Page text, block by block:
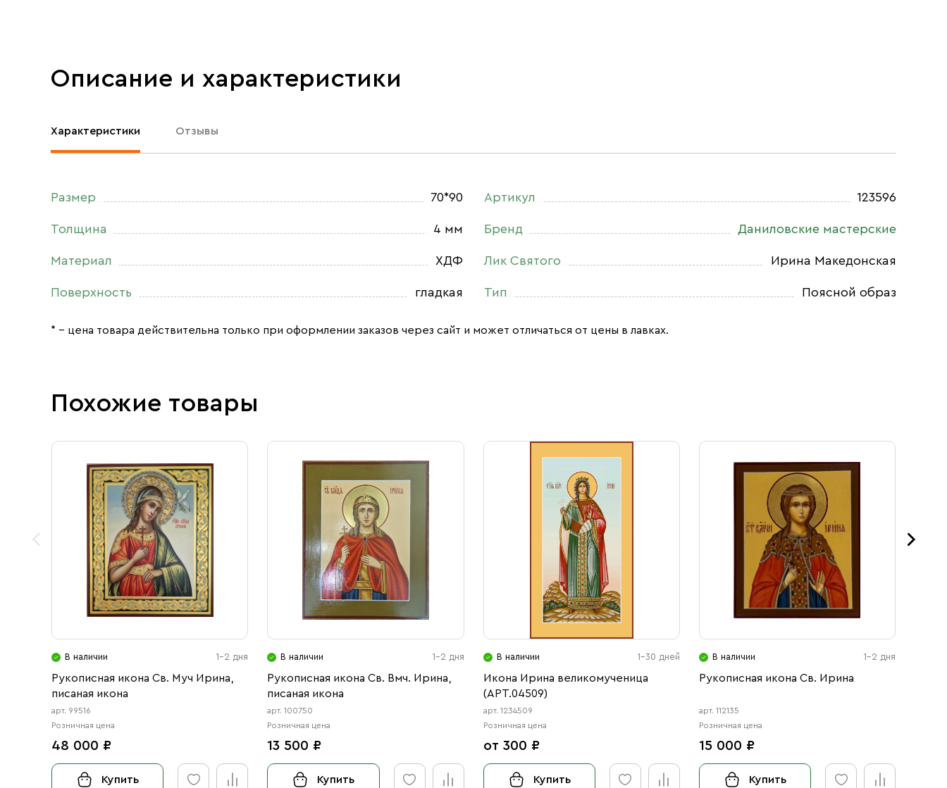
Описание и характеристики
Характеристики Отзывы
Размер 70*90
Толщина 4 мм
Материал ХДФ
Поверхность гладкая
Артикул 123596
Бренд Даниловские мастерские
Лик Святого Ирина Македонская
Тип Поясной образ
* – цена товара действительна только при оформлении заказов через сайт и может отличаться от цены в лавках.
Похожие товары
В наличии 1-2 дня
Рукописная икона Св. Муч Ирина,
писаная икона
арт. 99516
Розничная цена
48 000 ₽
Купить
В наличии 1-2 дня
Рукописная икона Св. Вмч. Ирина,
писаная икона
арт. 100750
Розничная цена
13 500 ₽
Купить
В наличии 1-30 дней
Икона Ирина великомученица
(АРТ.04509)
арт. 1234509
Розничная цена
от 300 ₽
Купить
В наличии 1-2 дня
Рукописная икона Св. Ирина
арт. 112135
Розничная цена
15 000 ₽
Купить